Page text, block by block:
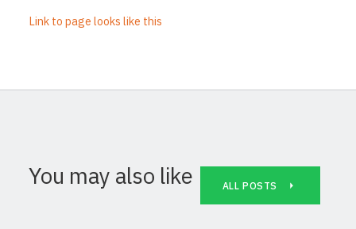
Link to page looks like this
You may also like ALL POSTS